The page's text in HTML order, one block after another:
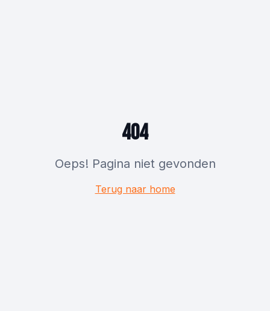
404
Oeps! Pagina niet gevonden
Terug naar home